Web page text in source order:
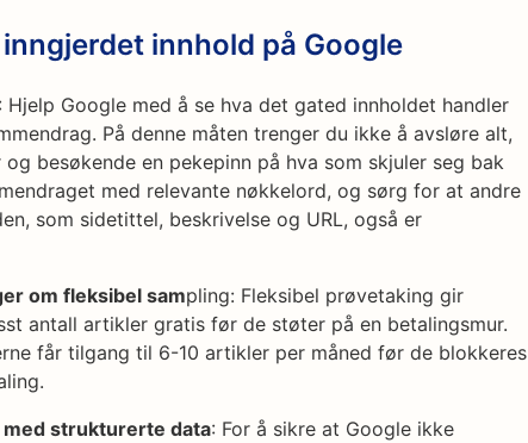
innhold på Google
: Hjelp Google med å se hva det gated innholdet handler
På denne måten trenger du ikke å avsløre alt,
besøkende en pekepinn på hva som skjuler seg bak
med relevante nøkkelord, og sørg for at andre
som sidetittel, beskrivelse og URL, også er
om fleksibel sampling: Fleksibel prøvetaking gir
antall artikler gratis før de støter på en betalingsmur.
får tilgang til 6-10 artikler per måned før de blokkeres
strukturerte data: For å sikre at Google ikke